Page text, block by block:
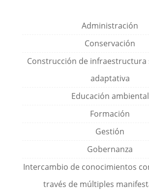
Administración
Conservación
Construcción de infraestructura
adaptativa
Educación ambiental
Formación
Gestión
Gobernanza
Intercambio de conocimientos
través de múltiples